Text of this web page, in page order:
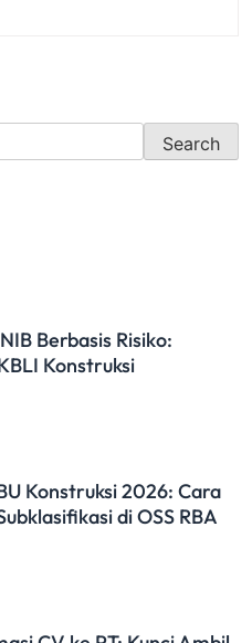
Search
Berbasis Risiko:
Konstruksi
Konstruksi 2026: Cara
di OSS RBA